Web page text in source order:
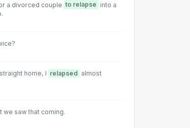
a divorced couple to relapse into a
home, I relapsed almost
we saw that coming.